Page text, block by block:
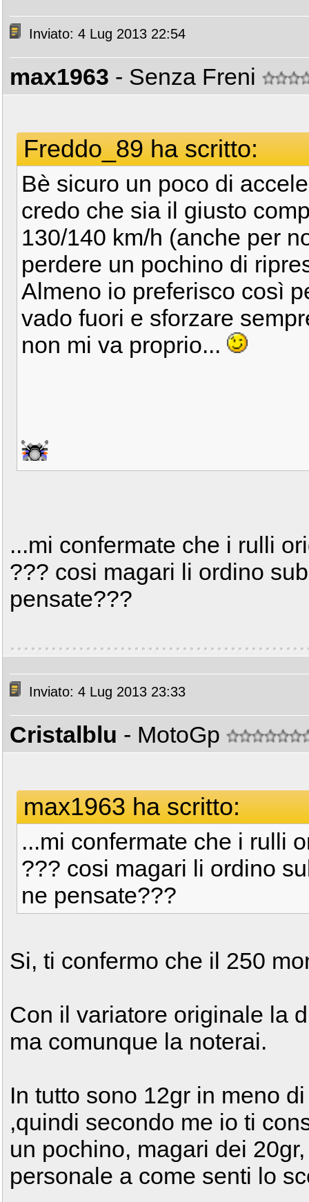
Inviato: 4 Lug 2013 22:54
max1963 - Senza Freni
Freddo_89 ha scritto:
Bè sicuro un poco di
credo che sia il giusto
130/140 km/h (anche per
perdere un pochino di
Almeno io preferisco così
vado fuori e sforzare
non mi va proprio...
...mi confermate che i rulli
??? cosi magari li ordino
pensate???
Inviato: 4 Lug 2013 23:33
Cristalblu - MotoGp
max1963 ha scritto:
...mi confermate che i rulli
??? cosi magari li ordino
ne pensate???
Si, ti confermo che il 250
Con il variatore originale la
ma comunque la noterai.
In tutto sono 12gr in meno
,quindi secondo me io ti
un pochino, magari dei
personale a come senti lo